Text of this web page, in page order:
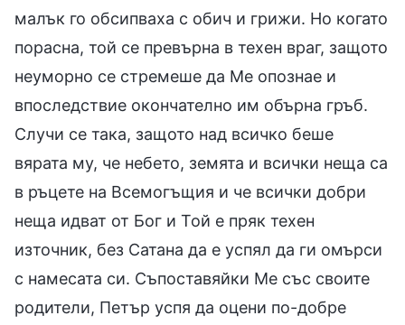
малък го обсипваха с обич и грижи. Но когато
порасна, той се превърна в техен враг, защото
неуморно се стремеше да Ме опознае и
впоследствие окончателно им обърна гръб.
Случи се така, защото над всичко беше
вярата му, че небето, земята и всички неща са
в ръцете на Всемогъщия и че всички добри
неща идват от Бог и Той е пряк техен
източник, без Сатана да е успял да ги омърси
с намесата си. Съпоставяйки Ме със своите
родители, Петър успя да оцени по-добре